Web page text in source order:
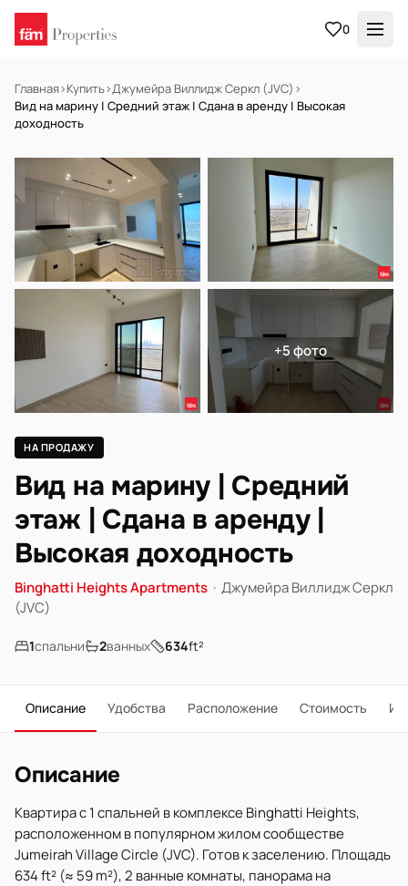
0
Главная›Купить›Джумейра Виллидж Серкл (JVC) ›
Вид на марину | Средний этаж | Сдана в аренду | Высокая
доходность
НА ПРОДАЖУ Готов к заселению
+5 фото
НА ПРОДАЖУ
Вид на марину | Средний
этаж | Сдана в аренду |
Высокая доходность
Binghatti Heights Apartments · Джумейра Виллидж Серкл
(JVC)
1спальни 2ванных 634ft²
Описание Удобства Расположение Стоимость
Описание
Квартира с 1 спальней в комплексе Binghatti Heights,
расположенном в популярном жилом сообществе
Jumeirah Village Circle (JVC). Готов к заселению. Площадь
634 ft² (≈ 59 m²), 2 ванные комнаты, панорама на